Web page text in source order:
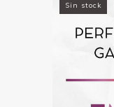
Sin stock